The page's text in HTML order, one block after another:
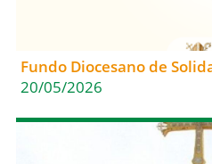
Fundo Diocesano de
20/05/2026